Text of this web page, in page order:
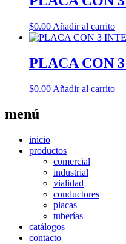
$0.00 Añadir al carrito
PLACA CON
$0.00 Añadir al carrito
menú
inicio
productos
comercial
industrial
vialidad
conductores
placas
tuberías
catálogos
contacto